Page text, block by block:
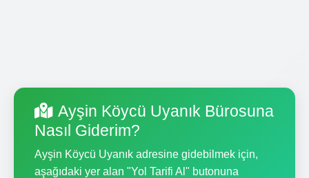
Ayşin Köycü Uyanık Bürosuna
Nasıl Giderim?
Ayşin Köycü Uyanık adresine gidebilmek için,
aşağıdaki yer alan "Yol Tarifi Al" butonuna